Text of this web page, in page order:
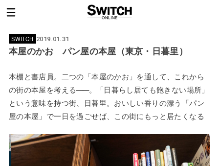
SWITCH 2019.01.31
本屋のかお パン屋の本屋（東京・日暮里）
本棚と書店員。二つの「本屋のかお」を通して、これから
の街の本屋を考える——。「日暮らし居ても飽きない場所」
という意味を持つ街、日暮里。おいしい香りの漂う「パン
屋の本屋」で一日を過ごせば、この街にもっと居たくなる